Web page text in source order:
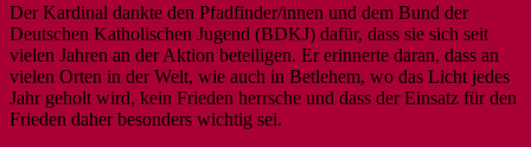
Der Kardinal dankte den Pfadfinder/innen und dem Bund der
Deutschen Katholischen Jugend (BDKJ) dafür, dass sie sich seit
vielen Jahren an der Aktion beteiligen. Er erinnerte daran, dass an
vielen Orten in der Welt, wie auch in Betlehem, wo das Licht jedes
Jahr geholt wird, kein Frieden herrsche und dass der Einsatz für den
Frieden daher besonders wichtig sei.